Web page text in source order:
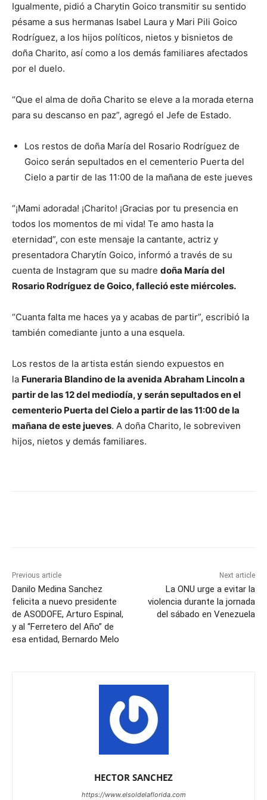
Igualmente, pidió a Charytin Goico transmitir su sentido
pésame a sus hermanas Isabel Laura y Mari Pili Goico
Rodríguez, a los hijos políticos, nietos y bisnietos de
doña Charito, así como a los demás familiares afectados
por el duelo.
“Que el alma de doña Charito se eleve a la morada eterna
para su descanso en paz”, agregó el Jefe de Estado.
Los restos de doña María del Rosario Rodríguez de
Goico serán sepultados en el cementerio Puerta del
Cielo a partir de las 11:00 de la mañana de este jueves
“¡Mami adorada! ¡Charito! ¡Gracias por tu presencia en
todos los momentos de mi vida! Te amo hasta la
eternidad”, con este mensaje la cantante, actriz y
presentadora Charytín Goico, informó a través de su
cuenta de Instagram que su madre doña María del
Rosario Rodríguez de Goico, falleció este miércoles.
“Cuanta falta me haces ya y acabas de partir”, escribió la
también comediante junto a una esquela.
Los restos de la artista están siendo expuestos en
la Funeraria Blandino de la avenida Abraham Lincoln a
partir de las 12 del mediodía, y serán sepultados en el
cementerio Puerta del Cielo a partir de las 11:00 de la
mañana de este jueves. A doña Charito, le sobreviven
hijos, nietos y demás familiares.
Previous article
Danilo Medina Sanchez
felicita a nuevo presidente
de ASODOFE, Arturo Espinal,
y al “Ferretero del Año” de
esa entidad, Bernardo Melo
Next article
La ONU urge a evitar la
violencia durante la jornada
del sábado en Venezuela
HECTOR SANCHEZ
https://www.elsoldelaflorida.com